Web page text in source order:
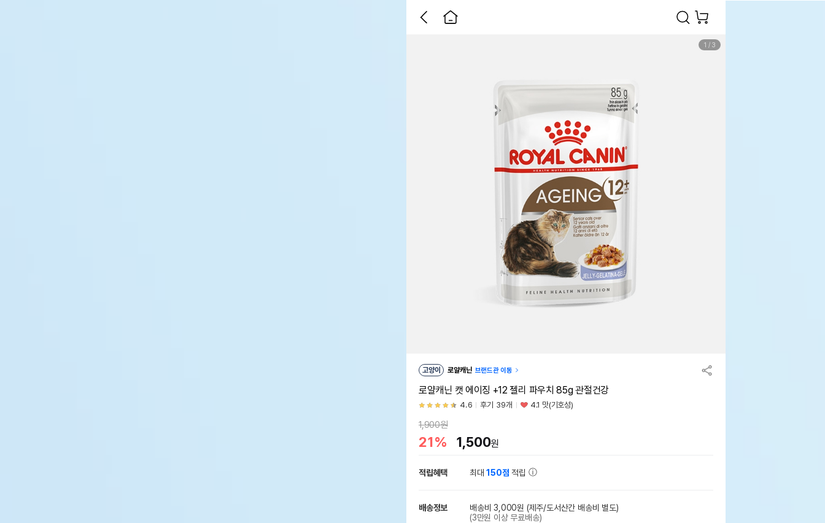
1 / 3
고양이 로얄캐닌 브랜드관 이동
로얄캐닌 캣 에이징 +12 젤리 파우치 85g 관절건강
4.6 후기 39개 4.1 맛(기호성)
1,900원
21% 1,500원
적립혜택 최대150점 적립
배송정보 배송비 3,000원 (제주/도서산간 배송비 별도)
(3만원 이상 무료배송)